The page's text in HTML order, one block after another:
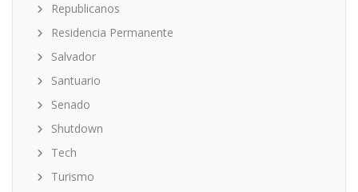
Republicanos
Residencia Permanente
Salvador
Santuario
Senado
Shutdown
Tech
Turismo